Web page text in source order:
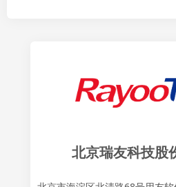
北京瑞友科技股